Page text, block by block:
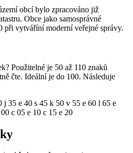
obcí bylo zpracováno již
Obce jako samosprávné
vytváříní moderní veřejné správy.
Použitelné je 50 až 110 znaků
čte. Ideální je do 100. Následuje
j 35 e 40 s 45 k 50 v 55 e 60 l 65 e
c 05 e 10 c 15 e 20